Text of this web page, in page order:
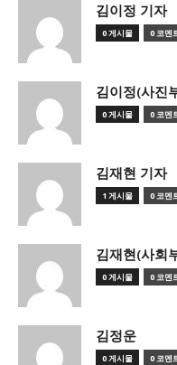
김이정 기자
0 게시물 0 코멘
김이정(사진
0 게시물 0 코멘
김재현 기자
1 게시물 0 코멘
김재현(사회
0 게시물 0 코멘
김정운
0 게시물 0 코멘